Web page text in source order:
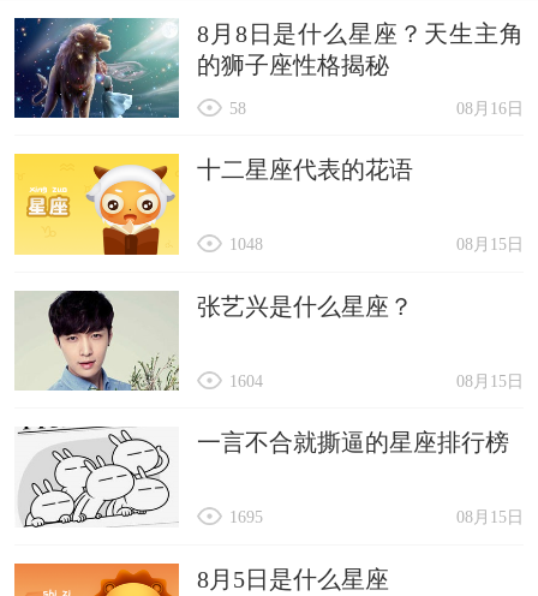
8月8日是什么星座？天生主角
的狮子座性格揭秘
08月16日
58
十二星座代表的花语
08月15日
1048
张艺兴是什么星座？
08月15日
1604
一言不合就撕逼的星座排行榜
08月15日
1695
8月5日是什么星座